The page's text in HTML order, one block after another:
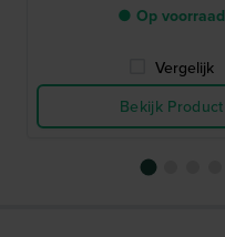
● Op voorraad
Vergelijk
Bekijk Product